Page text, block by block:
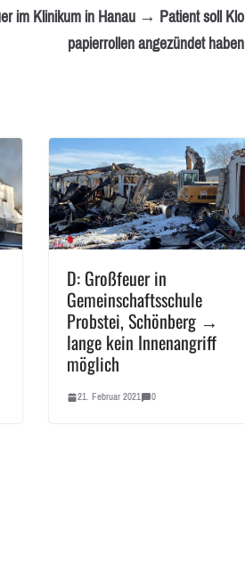
im Klinikum in Hanau → Patient soll Klo
papierrollen angezündet haben
D: Großfeuer in
Gemeinschaftsschule
Probstei, Schönberg →
lange kein Innenangriff
möglich
21. Februar 2021 0